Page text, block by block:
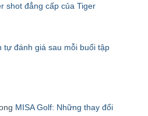
shot đẳng cấp của Tiger
tự đánh giá sau mỗi buổi tập
MISA Golf: Những thay đổi